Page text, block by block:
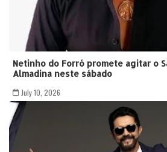
Netinho do Forró promete agitar o
Almadina neste sábado
July 10, 2026